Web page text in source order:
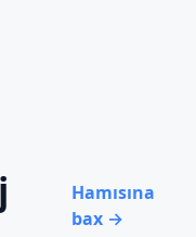
Hamısına
bax →